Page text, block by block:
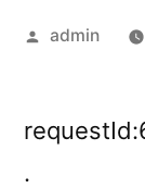
作
admin
.